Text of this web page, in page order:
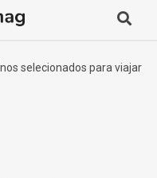
selecionados para viajar